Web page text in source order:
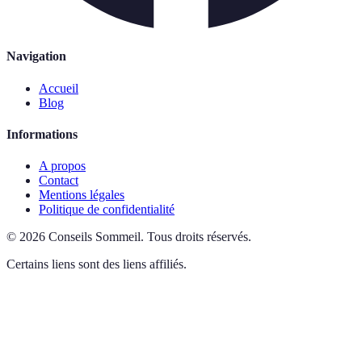
Navigation
Accueil
Blog
Informations
A propos
Contact
Mentions légales
Politique de confidentialité
© 2026 Conseils Sommeil. Tous droits réservés.
Certains liens sont des liens affiliés.